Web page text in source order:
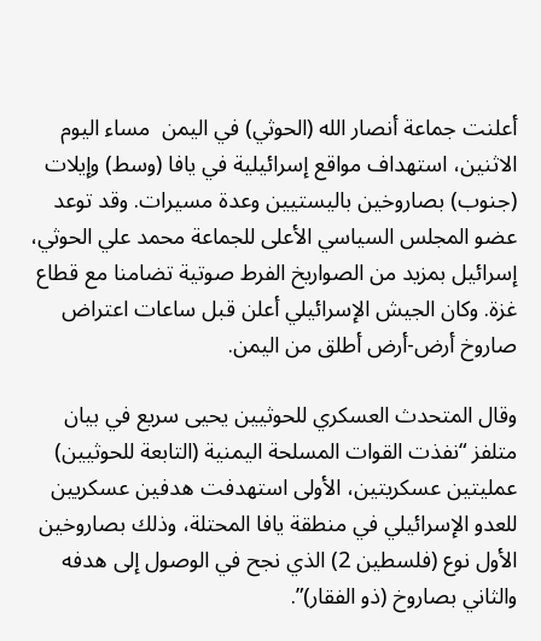
أعلنت جماعة أنصار الله (الحوثي) في اليمن مساء اليوم
الاثنين، استهداف مواقع إسرائيلية في يافا (وسط) وإيلات
(جنوب) بصاروخين باليستيين وعدة مسيرات. وقد توعد
عضو المجلس السياسي الأعلى للجماعة محمد علي الحوثي،
إسرائيل بمزيد من الصواريخ الفرط صوتية تضامنا مع قطاع
غزة. وكان الجيش الإسرائيلي أعلن قبل ساعات اعتراض
صاروخ أرض-أرض أطلق من اليمن.
وقال المتحدث العسكري للحوثيين يحيى سريع في بيان
متلفز “نفذت القوات المسلحة اليمنية (التابعة للحوثيين)
عمليتين عسكريتين، الأولى استهدفت هدفين عسكريين
للعدو الإسرائيلي في منطقة يافا المحتلة، وذلك بصاروخين
الأول نوع (فلسطين 2) الذي نجح في الوصول إلى هدفه
والثاني بصاروخ (ذو الفقار)”.